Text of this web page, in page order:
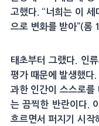
고했다. “너희는 이
으로 변화를 받아”(롬
태초부터 그랬다. 인
평가 때문에 발생했다
과한 인간이 스스로를
는 끔찍한 반란이다.
흐르면서 퍼지기 시작